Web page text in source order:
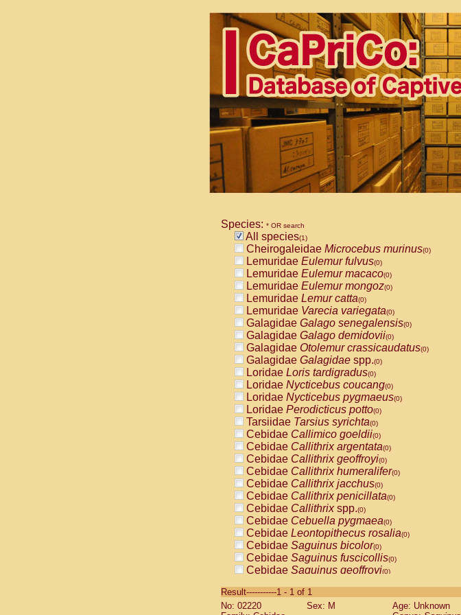
Species: * OR search
All species(1)
Cheirogaleidae Microcebus murinus(0)
Lemuridae Eulemur fulvus(0)
Lemuridae Eulemur macaco(0)
Lemuridae Eulemur mongoz(0)
Lemuridae Lemur catta(0)
Lemuridae Varecia variegata(0)
Galagidae Galago senegalensis(0)
Galagidae Galago demidovii(0)
Galagidae Otolemur crassicaudatus(0)
Galagidae Galagidae spp.(0)
Loridae Loris tardigradus(0)
Loridae Nycticebus coucang(0)
Loridae Nycticebus pygmaeus(0)
Loridae Perodicticus potto(0)
Tarsiidae Tarsius syrichta(0)
Cebidae Callimico goeldii(0)
Cebidae Callithrix argentata(0)
Cebidae Callithrix geoffroyi(0)
Cebidae Callithrix humeralifer(0)
Cebidae Callithrix jacchus(0)
Cebidae Callithrix penicillata(0)
Cebidae Callithrixspp.(0)
Cebidae Cebuella pygmaea(0)
Cebidae Leontopithecus rosalia(0)
Cebidae Saguinus bicolor(0)
Cebidae Saguinus fuscicollis(0)
Cebidae Saguinus geoffroyi(0)
CebidaeSaguinus labiatus(0)
Cebidae Saguinus leucopus (0)
Result-----------1 - 1 of 1
No: 02220
Sex: M
Age: Unknown